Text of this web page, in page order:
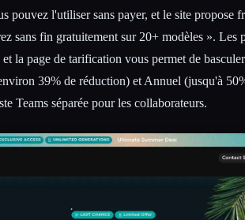
pouvez l'utiliser sans payer, et le site propose
sans fin gratuitement sur 20+ modèles ». Les
et la page de tarification vous permet de
39% de réduction) et Annuel (jusqu'à
Teams séparée pour les collaborateurs.